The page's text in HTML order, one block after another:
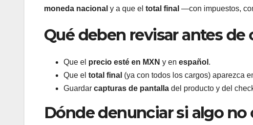
moneda nacional y a que el total final —con impuestos,
Qué deben revisar antes de
Que el precio esté en MXN y en español .
Que el total final (ya con todos los cargos) aparezca
Guardar capturas de pantalla del producto y del
Dónde denunciar si algo no